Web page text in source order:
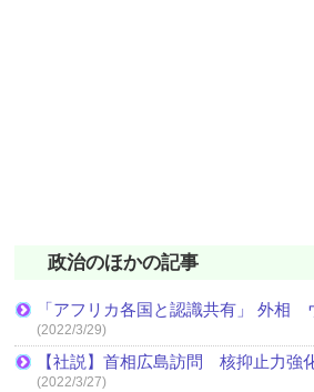
政治のほかの記事
「アフリカ各国と認識共有」 外相
(2022/3/29)
【社説】首相広島訪問 核抑止力強
(2022/3/27)